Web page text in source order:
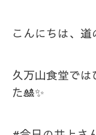
こんにちは、
久万山食堂で
た🎎✨